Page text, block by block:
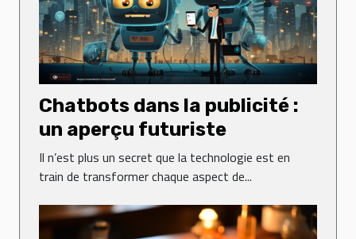
Chatbots dans la publicité :
un aperçu futuriste
Il n’est plus un secret que la technologie est en
train de transformer chaque aspect de...